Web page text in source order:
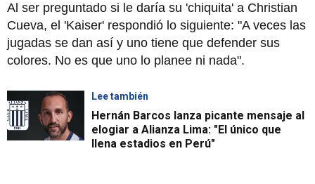
Al ser preguntado si le daría su 'chiquita' a Christian
Cueva, el 'Kaiser' respondió lo siguiente: "A veces las
jugadas se dan así y uno tiene que defender sus
colores. No es que uno lo planee ni nada".
Lee también
Hernán Barcos lanza picante mensaje al
elogiar a Alianza Lima: "El único que
llena estadios en Perú"